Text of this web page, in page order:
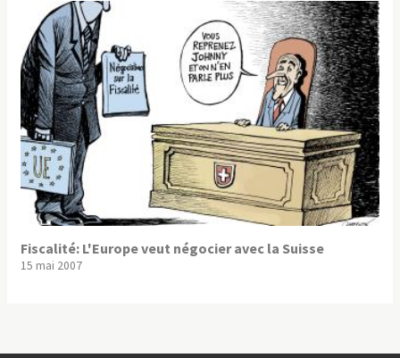
Fiscalité: L'Europe veut négocier avec la Suisse
15 mai 2007